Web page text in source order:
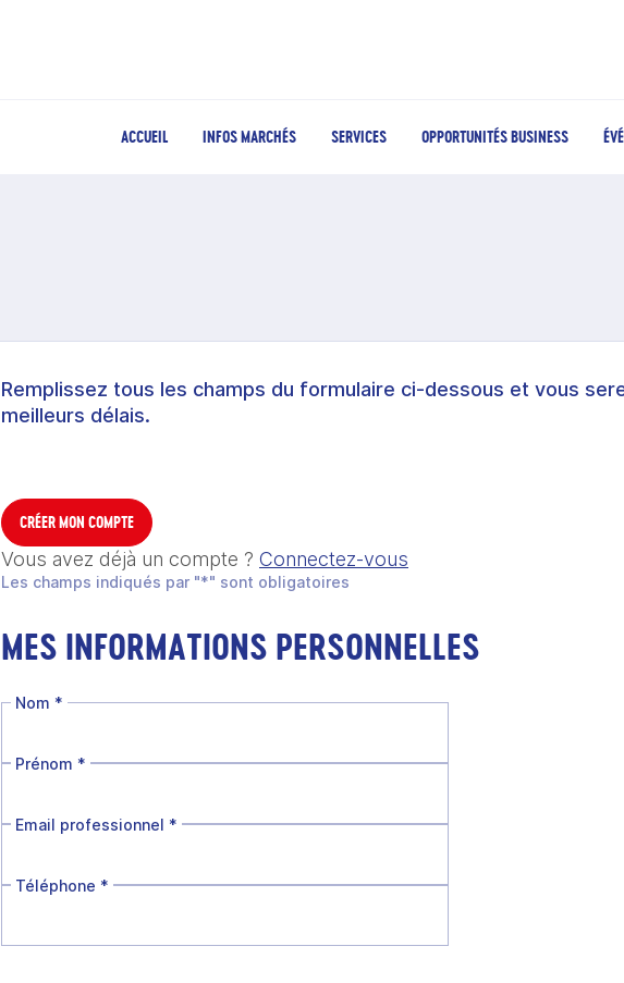
ACCUEIL INFOS MARCHÉS SERVICES OPPORTUNITÉS BUSINESS
Remplissez tous les champs du formulaire ci-dessous et vous
meilleurs délais.
CRÉER MON COMPTE
Vous avez déjà un compte ? Connectez-vous
Les champs indiqués par "*" sont obligatoires
MES INFORMATIONS PERSONNELLES
Nom *
Prénom *
Email professionnel *
Téléphone *